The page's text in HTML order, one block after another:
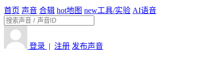
首页 声音 合辑 hot地图 new工具/实验 AI语音
登录 | 注册 发布声音